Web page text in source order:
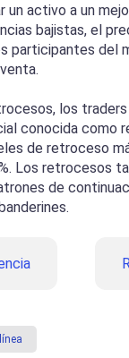
un activo a un
bajistas, el
participantes del
los traders
conocida como
de retroceso
Los retrocesos
de